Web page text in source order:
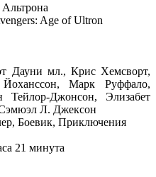
Age of Ultron
Дауни мл., Крис Хемсворт,
Марк Руффало,
Джонсон, Элизабет
Л. Джексон
Боевик, Приключения
21 минута